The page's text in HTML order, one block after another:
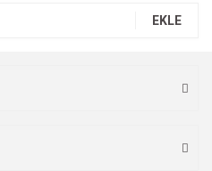
EKLE